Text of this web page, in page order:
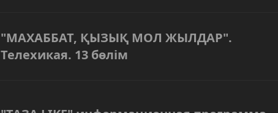
"МАХАББАТ, ҚЫЗЫҚ МОЛ ЖЫЛДАР".
Телехикая. 13 бөлім